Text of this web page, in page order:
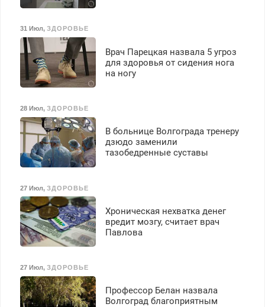
31 Июл, ЗДОРОВЬЕ
Врач Парецкая назвала 5 угроз
для здоровья от сидения нога
на ногу
28 Июл, ЗДОРОВЬЕ
В больнице Волгограда тренеру
дзюдо заменили
тазобедренные суставы
27 Июл, ЗДОРОВЬЕ
Хроническая нехватка денег
вредит мозгу, считает врач
Павлова
27 Июл, ЗДОРОВЬЕ
Профессор Белан назвала
Волгоград благоприятным